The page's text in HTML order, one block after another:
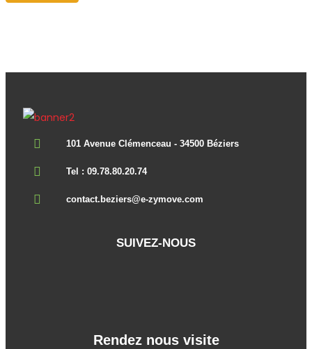
Rendez nous visite
101 Avenue Clémenceau - 34500 Béziers
Tel : 09.78.80.20.74
contact.beziers@e-zymove.com
SUIVEZ-NOUS